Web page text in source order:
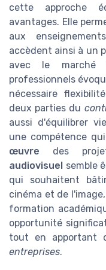
cette approche
avantages. Elle
aux
accèdent ainsi à un
avec le
professionnels
nécessaire
deux parties du
aussi d'équilibrer
une compétence
œuvre des
audiovisuel semble
qui souhaitent
cinéma et de
formation
opportunité
tout en apportant
entreprises.